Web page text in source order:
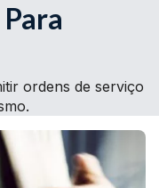
ordens de serviço